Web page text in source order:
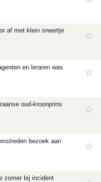
af met klein sneertje
en leraren was
oud-kroonprins
bezoek aan
zomer bij incident